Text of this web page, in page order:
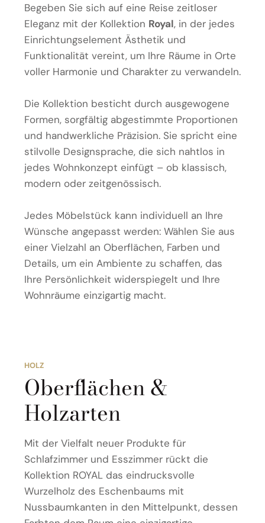
Begeben Sie sich auf eine Reise zeitloser
Eleganz mit der Kollektion Royal, in der jedes
Einrichtungselement Ästhetik und
Funktionalität vereint, um Ihre Räume in Orte
voller Harmonie und Charakter zu verwandeln.
Die Kollektion besticht durch ausgewogene
Formen, sorgfältig abgestimmte Proportionen
und handwerkliche Präzision. Sie spricht eine
stilvolle Designsprache, die sich nahtlos in
jedes Wohnkonzept einfügt – ob klassisch,
modern oder zeitgenössisch.
Jedes Möbelstück kann individuell an Ihre
Wünsche angepasst werden: Wählen Sie aus
einer Vielzahl an Oberflächen, Farben und
Details, um ein Ambiente zu schaffen, das
Ihre Persönlichkeit widerspiegelt und Ihre
Wohnräume einzigartig macht.
HOLZ
Oberflächen &
Holzarten
Mit der Vielfalt neuer Produkte für
Schlafzimmer und Esszimmer rückt die
Kollektion ROYAL das eindrucksvolle
Wurzelholz des Eschenbaums mit
Nussbaumkanten in den Mittelpunkt, dessen